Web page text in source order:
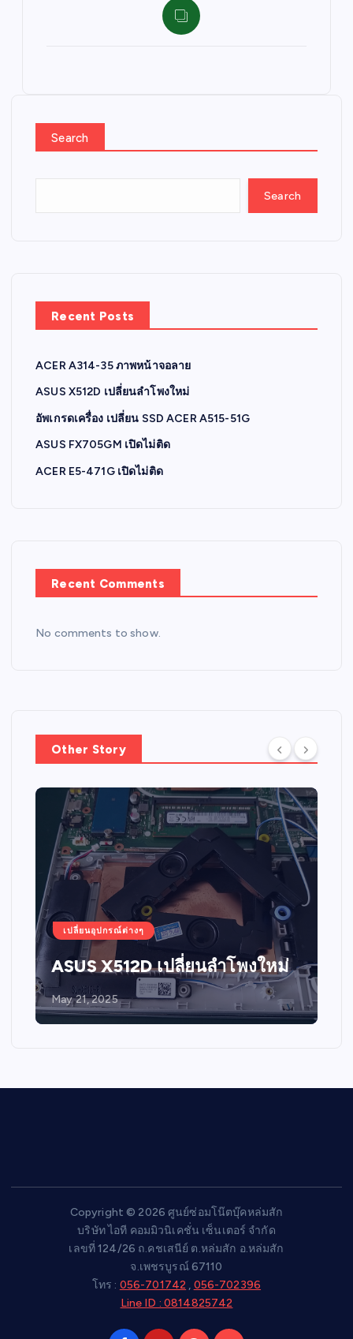
Search
Search
Recent Posts
ACER A314-35 ภาพหน้าจอลาย
ASUS X512D เปลี่ยนลำโพงใหม่
อัพเกรดเครื่อง เปลี่ยน SSD ACER A515-51G
ASUS FX705GM เปิดไม่ติด
ACER E5-471G เปิดไม่ติด
Recent Comments
No comments to show.
Other Story
เปลี่ยนอุปกรณ์ต่างๆ
ASUS X512D เปลี่ยนลำโพงใหม่
May 21, 2025
Copyright © 2026 ศูนย์ซ่อมโน๊ตบุ๊คหล่มสัก
บริษัท ไอที คอมมิวนิเคชั่น เซ็นเตอร์ จำกัด
เลขที่ 124/26 ถ.คชเสนีย์ ต.หล่มสัก อ.หล่มสัก
จ.เพชรบูรณ์ 67110
โทร : 056-701742 , 056-702396
Line ID : 0814825742